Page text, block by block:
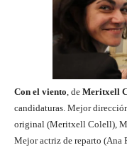
Con el viento , de Meritxell
candidaturas. Mejor
original (Meritxell Colell),
Mejor actriz de reparto (Ana